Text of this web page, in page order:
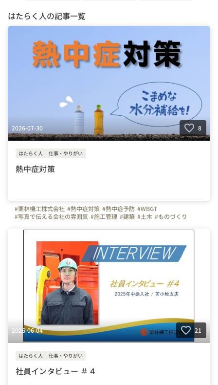
はたらく人の記事一覧
2026-07-30 8
はたらく人 仕事・やりがい
熱中症対策
#栗林機工株式会社 #熱中症対策 #熱中症予防 #WBGT
#写真で伝える会社の雰囲気 #施工管理 #建築 #土木 #ものづくり
2026-06-04 21
はたらく人 仕事・やりがい
社員インタビュー ＃４